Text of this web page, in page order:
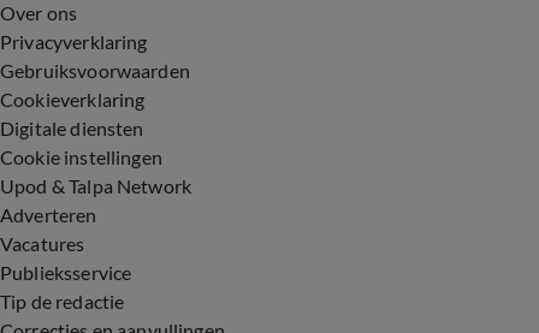
Over ons
Privacyverklaring
Gebruiksvoorwaarden
Cookieverklaring
Digitale diensten
Cookie instellingen
Upod & Talpa Network
Adverteren
Vacatures
Publieksservice
Tip de redactie